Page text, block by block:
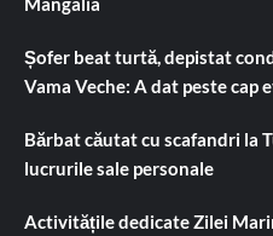
Șofer beat turtă, depistat
Vama Veche: A dat peste cap
Bărbat căutat cu scafandri la
lucrurile sale personale
Activitățile dedicate Zilei